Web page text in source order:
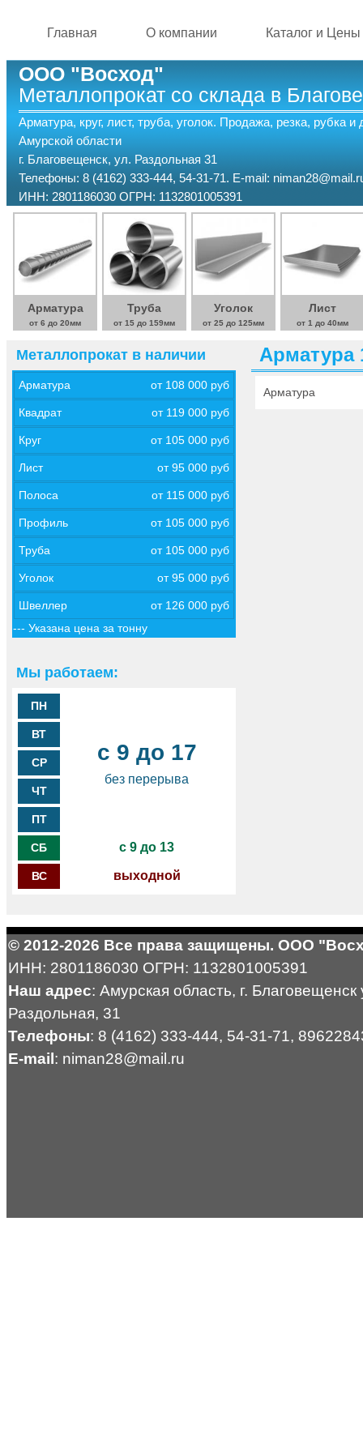
Главная О компании Каталог и Цены
ООО "Восход"
Металлопрокат со склада в
Арматура, круг, лист, труба, уголок. Продажа, резка, рубка и
Амурской области
г. Благовещенск, ул. Раздольная 31
Телефоны: 8 (4162) 333-444, 54-31-71. E-mail:
ИНН: 2801186030 ОГРН: 1132801005391
Арматура
от 6 до 20мм
Труба
от 15 до 159мм
Уголок
от 25 до 125мм
Лист
от 1 до 40мм
Металлопрокат в наличии
Арматура от 108 000 руб
Квадрат от 119 000 руб
Круг от 105 000 руб
Лист от 95 000 руб
Полоса от 115 000 руб
Профиль от 105 000 руб
Труба от 105 000 руб
Уголок от 95 000 руб
Швеллер
от 126 000 руб
--- Указана цена за тонну
Мы работаем:
ПН
с 9 до 17
без перерыва
ВТ
СР
ЧТ
ПТ
СБ с 9 до 13
ВС выходной
Арматура
Арматура
© 2012-2026 Все права защищены. ООО
ИНН: 2801186030 ОГРН: 1132801005391
Наш адрес: Амурская область, г. Благовещенск
Раздольная, 31
Телефоны: 8 (4162) 333-444, 54-31-71,
E-mail : niman28@mail.ru